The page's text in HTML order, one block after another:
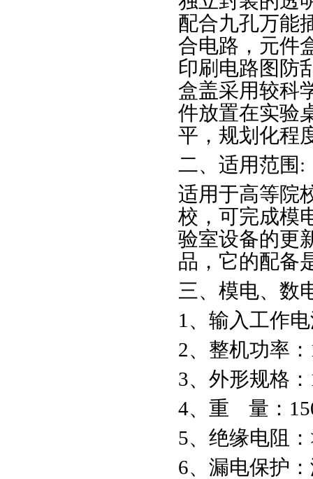
配合九孔万能
合电路，元件
印刷电路图防
盒盖采用较科
件放置在实验
平，规划化程
二、适用范围:
适用于高等院
校，可完成模
验室设备的更
品，它的配备
三、模电、数
1、输入工作
2、整机功率
3、外形规格
4、重 量：
5、绝缘电阻
6、漏电保护